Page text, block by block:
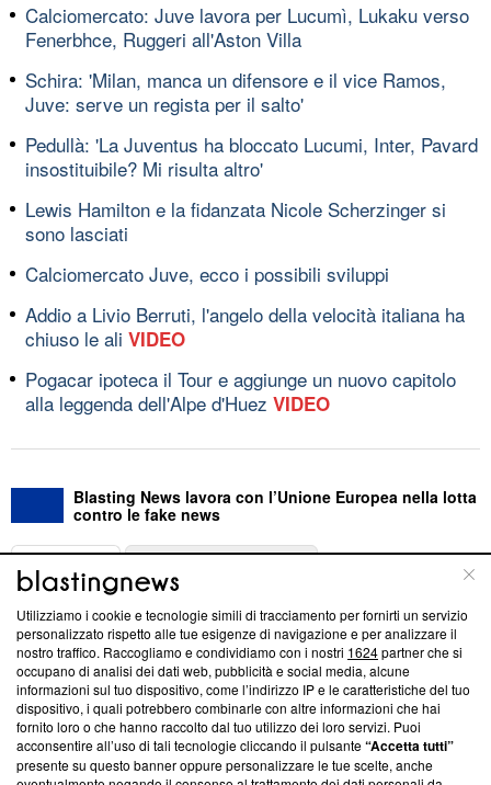
Calciomercato: Juve lavora per Lucumì, Lukaku verso
Fenerbhce, Ruggeri all'Aston Villa
Schira: 'Milan, manca un difensore e il vice Ramos,
Juve: serve un regista per il salto'
Pedullà: 'La Juventus ha bloccato Lucumi, Inter, Pavard
insostituibile? Mi risulta altro'
Lewis Hamilton e la fidanzata Nicole Scherzinger si
sono lasciati
Calciomercato Juve, ecco i possibili sviluppi
Addio a Livio Berruti, l'angelo della velocità italiana ha
chiuso le ali VIDEO
Pogacar ipoteca il Tour e aggiunge un nuovo capitolo
alla leggenda dell'Alpe d'Huez VIDEO
Blasting News lavora con l’Unione Europea nella lotta
contro le fake news
ABOUT
Questa sezione offre informazioni trasparenti su Blasting
News, sui nostri processi editoriali e su come ci impegniamo a
creare news di qualità. Inoltre, afferma la nostra aderenza a
‘Trust Project - News with Integrity’Blasting News non è
ancora membro del programma, ma ha richiesto di farne
parte; Trust Project non ha ancora effettuato una verifica di
conformità agli standard.
Utilizziamo i cookie e tecnologie simili di tracciamento per fornirti un servizio
personalizzato rispetto alle tue esigenze di navigazione e per analizzare il
nostro traffico. Raccogliamo e condividiamo con i nostri 1624partner che si
occupano di analisi dei dati web, pubblicità e social media, alcune
informazioni sul tuo dispositivo, come l’indirizzo IP e le caratteristiche del tuo
dispositivo, i quali potrebbero combinarle con altre informazioni che hai
fornito loro o che hanno raccolto dal tuo utilizzo dei loro servizi. Puoi
acconsentire all’uso di tali tecnologie cliccando il pulsante“Accetta tutti”
presente su questo banner oppure personalizzare le tue scelte, anche